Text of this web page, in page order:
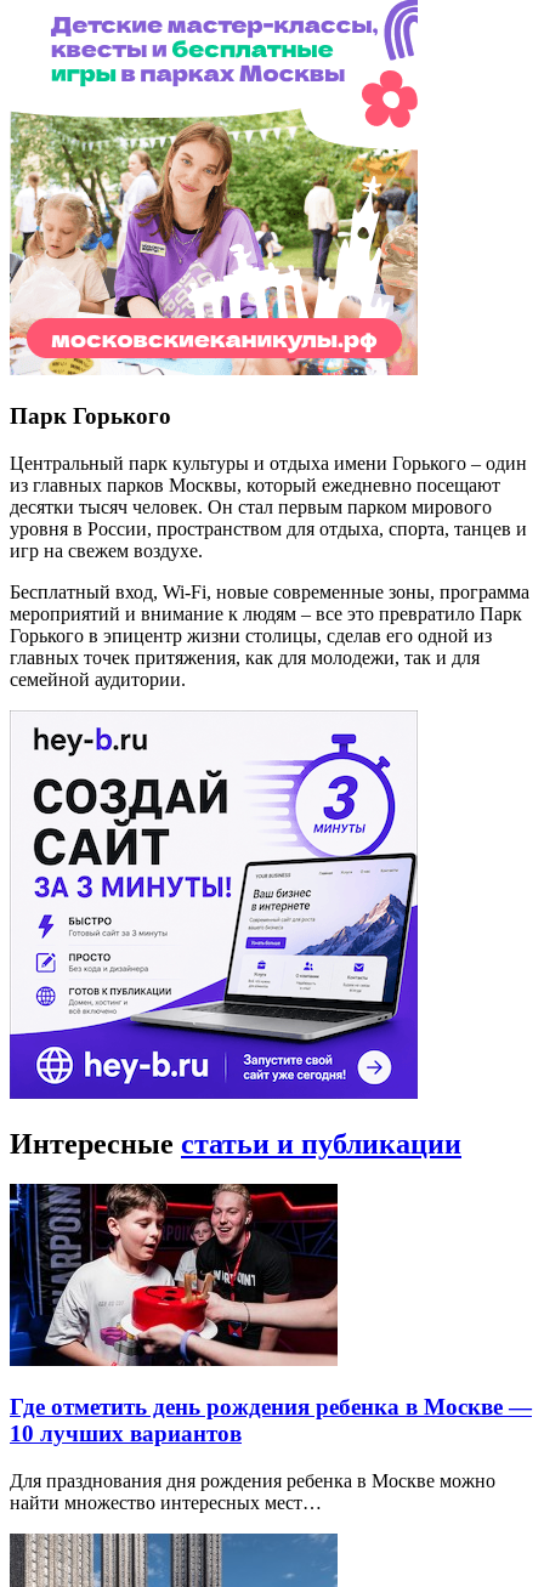
Парк Горького
Центральный парк культуры и отдыха имени Горького – один
из главных парков Москвы, который ежедневно посещают
десятки тысяч человек. Он стал первым парком мирового
уровня в России, пространством для отдыха, спорта, танцев и
игр на свежем воздухе.
Бесплатный вход, Wi-Fi, новые современные зоны, программа
мероприятий и внимание к людям – все это превратило Парк
Горького в эпицентр жизни столицы, сделав его одной из
главных точек притяжения, как для молодежи, так и для
семейной аудитории.
Интересные статьи и публикации
Где отметить день рождения ребенка в Москве —
10 лучших вариантов
Для празднования дня рождения ребенка в Москве можно
найти множество интересных мест…